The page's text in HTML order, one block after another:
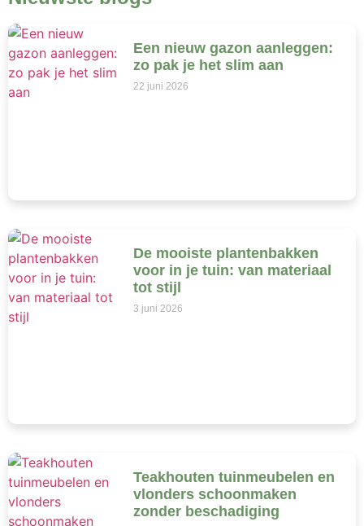
Een nieuw gazon aanleggen:
zo pak je het slim aan
22 juni 2026
De mooiste plantenbakken
voor in je tuin: van materiaal
tot stijl
3 juni 2026
Teakhouten tuinmeubelen en
vlonders schoonmaken
zonder beschadiging